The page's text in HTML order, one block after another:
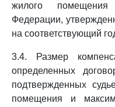
жилого
Федерации,
на соответствующий
3.4. Размер
определенных
подтвержденных
помещения и